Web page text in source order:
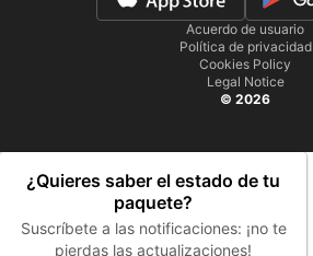
Acuerdo de usuario
Política de privacidad
Cookies Policy
Legal Notice
© 2026
¿Quieres saber el estado de tu
paquete?
Suscríbete a las notificaciones: ¡no te
pierdas las actualizaciones!